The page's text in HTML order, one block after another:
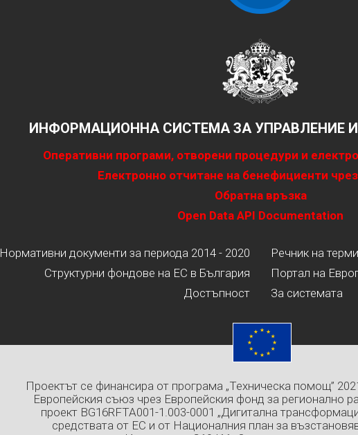
ИНФОРМАЦИОННА СИСТЕМА ЗА УПРАВЛЕНИЕ
Оперативни програми, отворени процедури и
Електронно отчитане на бенефициенти
Обратна връзка
Open Data API Documentation
Нормативни документи за периода 2014 - 2020
Структурни фондове на ЕС в България
Достъпност
Речник на
Портал на
За системата
Проектът се финансира от програма „Техническа помощ”
Европейския съюз чрез Европейския фонд за регионално
проект BG16RFTA001-1.003-0001 „Дигитална
средствата от ЕС и от Националния план за